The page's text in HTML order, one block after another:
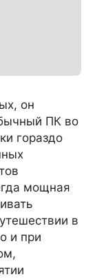
он
ПК во
гораздо
мощная
в
и при